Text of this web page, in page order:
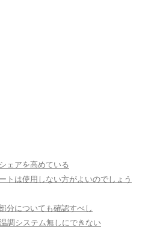
ェアを高めている
トは使用しない方がよいのでしょう
分についても確認すべし
調システム無しにできない